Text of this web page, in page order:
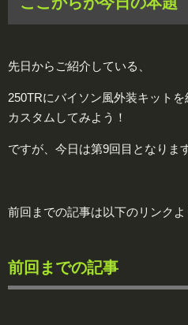
先日からご紹介している、
250TRにバイソン風外装キット
カスタムしてみよう！
ですが、今日は第9回目となります
前回までの記事は以下のリンクよ
前回までの記事